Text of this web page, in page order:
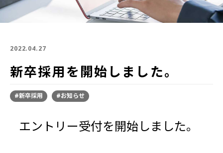
2022.04.27
新卒採用を開始しました。
#新卒採用 #お知らせ
エントリー受付を開始しました。